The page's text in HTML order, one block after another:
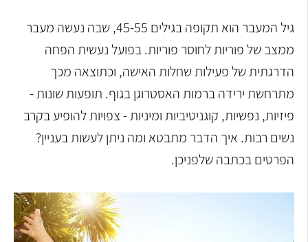
גיל המעבר הוא תקופה בגילים 45-55, שבה נעשה מעבר
ממצב של פוריות לחוסר פוריות. בפועל נעשית הפחה
הדרגתית של פעילות שחלות האישה, וכתוצאה מכך
מתרחשת ירידה ברמות האסטרוגן בגוף. תופעות שונות -
פיזיות, נפשיות, קוגניטיביות ומיניות - צפויות להופיע בקרב
נשים רבות. איך הדבר מתבטא ומה ניתן לעשות בעניין?
הפרטים בכתבה שלפניכן.